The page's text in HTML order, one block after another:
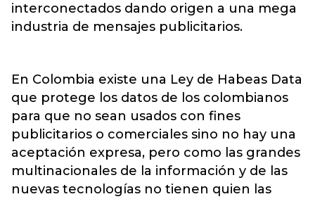
interconectados dando origen a una mega
industria de mensajes publicitarios.
En Colombia existe una Ley de Habeas Data
que protege los datos de los colombianos
para que no sean usados con fines
publicitarios o comerciales sino no hay una
aceptación expresa, pero como las grandes
multinacionales de la información y de las
nuevas tecnologías no tienen quien las